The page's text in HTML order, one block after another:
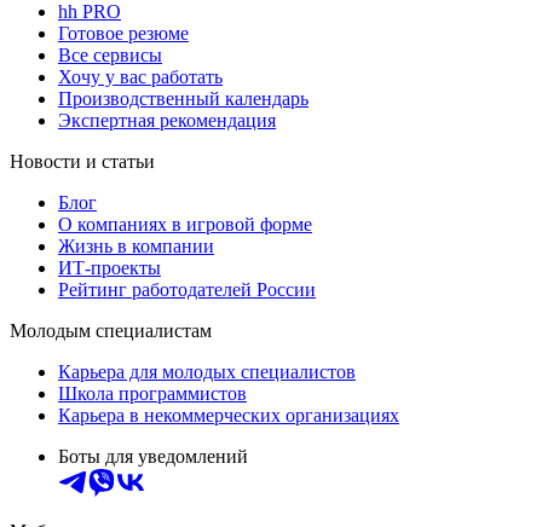
hh PRO
Готовое резюме
Все сервисы
Хочу у вас работать
Производственный календарь
Экспертная рекомендация
Новости и статьи
Блог
О компаниях в игровой форме
Жизнь в компании
ИТ-проекты
Рейтинг работодателей России
Молодым специалистам
Карьера для молодых специалистов
Школа программистов
Карьера в некоммерческих организациях
Боты для уведомлений